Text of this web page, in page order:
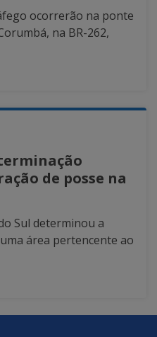
ocorrerão na ponte
na BR-262,
de posse na
Sul determinou a
área pertencente ao